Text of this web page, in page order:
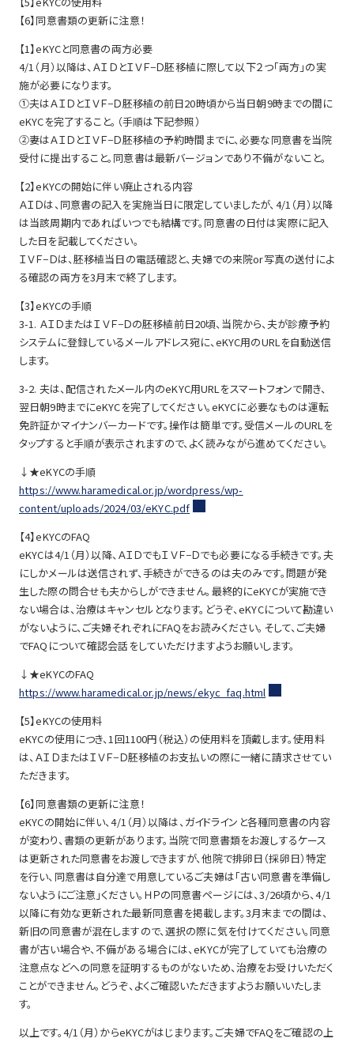
【6】同意書類の更新に注意！
【1】eKYCと同意書の両方必要
4/1（月）以降は、ＡＩＤとＩＶＦ−Ｄ胚移植に際して以下２つ「両方」の実
施が必要になります。
①夫はＡＩＤとＩＶＦ−Ｄ胚移植の前日20時頃から当日朝9時までの間に
eKYCを完了すること。（手順は下記参照）
②妻はＡＩＤとＩＶＦ−Ｄ胚移植の予約時間までに、必要な同意書を当院
受付に提出すること。同意書は最新バージョンであり不備がないこと。
【2】eKYCの開始に伴い廃止される内容
ＡＩＤは、同意書の記入を実施当日に限定していましたが、4/1（月）以降
は当該周期内であればいつでも結構です。同意書の日付は実際に記入
した日を記載してください。
ＩＶＦ−Ｄは、胚移植当日の電話確認と、夫婦での来院or写真の送付によ
る確認の両方を3月末で終了します。
【3】eKYCの手順
3-1. ＡＩＤまたはＩＶＦ−Ｄの胚移植前日20頃、当院から、夫が診療予約
システムに登録しているメールアドレス宛に、eKYC用のURLを自動送信
します。
3-2. 夫は、配信されたメール内のeKYC用URLをスマートフォンで開き、
翌日朝9時までにeKYCを完了してください。eKYCに必要なものは運転
免許証かマイナンバーカードです。操作は簡単です。受信メールのURLを
タップすると手順が表示されますので、よく読みながら進めてください。
↓★eKYCの手順
https://www.haramedical.or.jp/wordpress/wp-
content/uploads/2024/03/eKYC.pdf
【4】eKYCのFAQ
eKYCは4/1（月）以降、ＡＩＤでもＩＶＦ−Ｄでも必要になる手続きです。夫
にしかメールは送信されず、手続きができるのは夫のみです。問題が発
生した際の問合せも夫からしができません。最終的にeKYCが実施でき
ない場合は、治療はキャンセルとなります。どうぞ、eKYCについて勘違い
がないように、ご夫婦それぞれにFAQをお読みください。そして、ご夫婦
でFAQについて確認会話をしていただけますようお願いします。
↓★eKYCのFAQ
https://www.haramedical.or.jp/news/ekyc_faq.html
【5】eKYCの使用料
eKYCの使用につき、1回1100円（税込）の使用料を頂戴します。使用料
は、ＡＩＤまたはＩＶＦ−Ｄ胚移植のお支払いの際に一緒に請求させてい
ただきます。
【6】同意書類の更新に注意！
eKYCの開始に伴い、4/1（月）以降は、ガイドラインと各種同意書の内容
が変わり、書類の更新があります。当院で同意書類をお渡しするケース
は更新された同意書をお渡しできますが、他院で排卵日（採卵日）特定
を行い、同意書は自分達で用意しているご夫婦は「古い同意書を準備し
ないようにご注意」ください。ＨＰの同意書ページには、3/26頃から、4/1
以降に有効な更新された最新同意書を掲載します。3月末までの間は、
新旧の同意書が混在しますので、選択の際に気を付けてください。同意
書が古い場合や、不備がある場合には、eKYCが完了していても治療の
注意点などへの同意を証明するものがないため、治療をお受けいただく
ことができません。どうぞ、よくご確認いただきますようお願いいたしま
す。
以上です。4/1（月）からeKYCがはじまります。ご夫婦でFAQをご確認の上